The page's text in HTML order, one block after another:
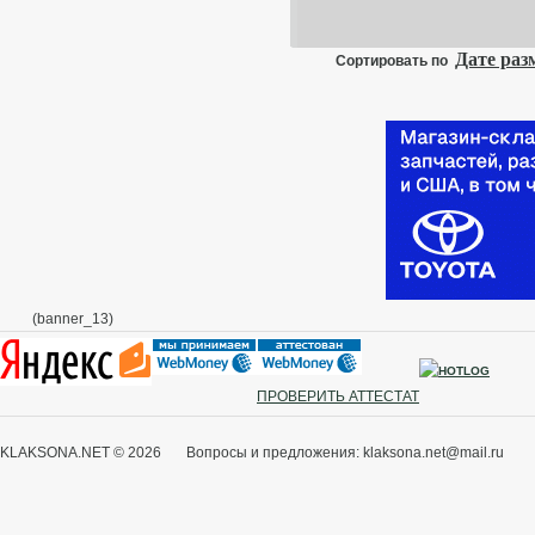
Сортировать по Дате
(banner_13)
ПРОВЕРИТЬ АТТЕСТАТ
KLAKSONA.NET © 2026 Вопросы и предложения: klaksona.net@mail.ru